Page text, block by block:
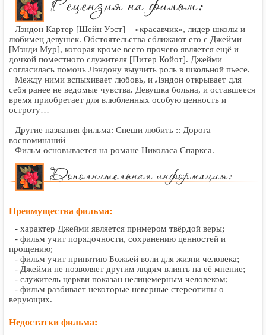
Лэндон Картер [Шейн Уэст] – «красавчик», лидер школы и
любимец девушек. Обстоятельства сближают его с Джейми
[Мэнди Мур], которая кроме всего прочего является ещё и
дочкой поместного служителя [Питер Койот]. Джейми
согласилась помочь Лэндону выучить роль в школьной пьесе.
Между ними вспыхивает любовь, и Лэндон открывает для
себя ранее не ведомые чувства. Девушка больна, и оставшееся
время приобретает для влюбленных особую ценность и
остроту…
Другие названия фильма: Спеши любить :: Дорога
воспоминаний
Фильм основывается на романе Николаса Спаркса.
Преимущества фильма:
- характер Джейми является примером твёрдой веры;
- фильм учит порядочности, сохранению ценностей и
прощению;
- фильм учит принятию Божьей воли для жизни человека;
- Джейми не позволяет другим людям влиять на её мнение;
- служитель церкви показан нелицемерным человеком;
- фильм разбивает некоторые неверные стереотипы о
верующих.
Недостатки фильма: